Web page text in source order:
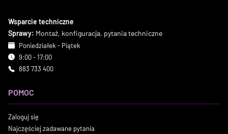
Wsparcie techniczne
Sprawy: Montaż, konfiguracja, pytania techniczne
Poniedziałek - Piątek
9:00 - 17:00
883 733 400
POMOC
Zaloguj się
Najczęściej zadawane pytania